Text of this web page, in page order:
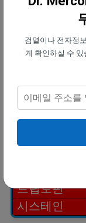
아미노산
프롤린
하이드록시
프롤린
트립토판
시스테인
검열이나 전자정
게 확인하실 수